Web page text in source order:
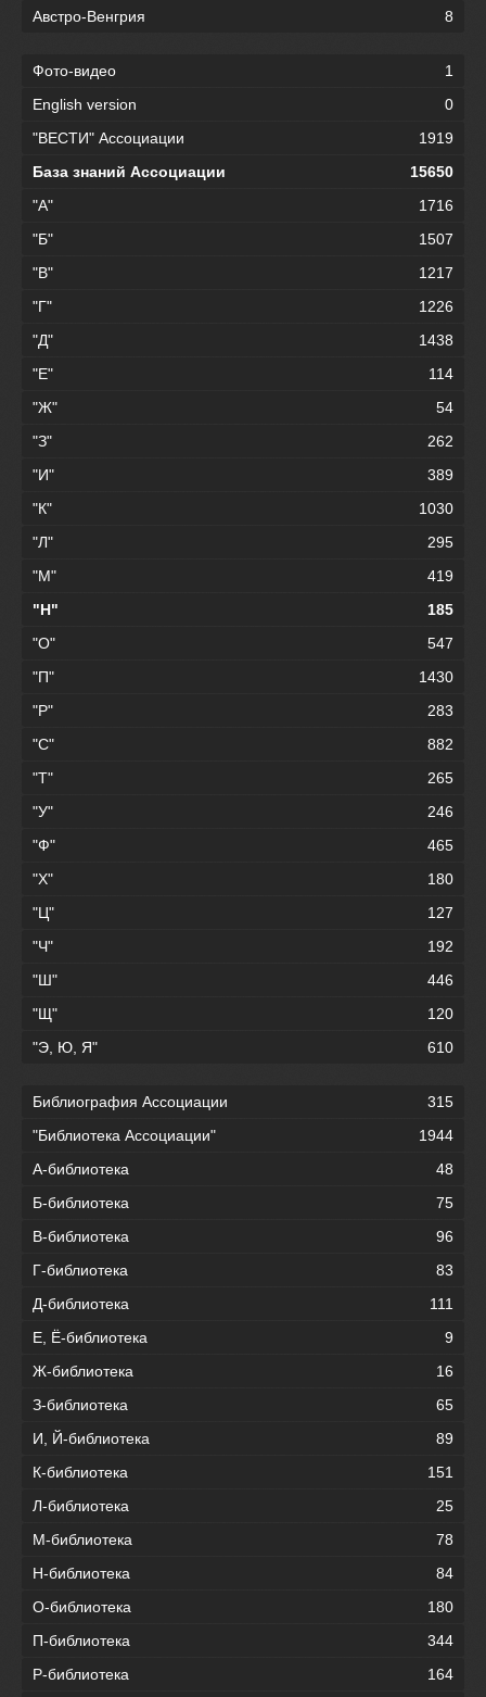
Австро-Венгрия
8
Фото-видео
1
English version
0
"ВЕСТИ" Ассоциации
1919
База знаний Ассоциации
15650
"А"
1716
"Б"
1507
"В"
1217
"Г"
1226
"Д"
1438
"Е"
114
"Ж"
54
"З"
262
"И"
389
"К"
1030
"Л"
295
"М"
419
"Н"
185
"О"
547
"П"
1430
"Р"
283
"С"
882
"Т"
265
"У"
246
"Ф"
465
"Х"
180
"Ц"
127
"Ч"
192
"Ш"
446
"Щ"
120
"Э, Ю, Я"
610
Библиография Ассоциации
315
"Библиотека Ассоциации"
1944
А-библиотека
48
Б-библиотека
75
В-библиотека
96
Г-библиотека
83
Д-библиотека
111
Е, Ё-библиотека
9
Ж-библиотека
16
З-библиотека
65
И, Й-библиотека
89
К-библиотека
151
Л-библиотека
25
М-библиотека
78
Н-библиотека
84
О-библиотека
180
П-библиотека
344
Р-библиотека
164